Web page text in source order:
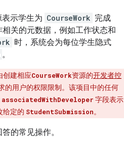
表示学生为 CourseWork 完成
关的元数据，例如工作状态和
时，系统会为每位学生隐式
。
创建相应CourseWork资源的开发者控
的用户的权限限制。该项目中的任何
associatedWithDeveloper 字段表示
给定的 StudentSubmission。
的常见操作。